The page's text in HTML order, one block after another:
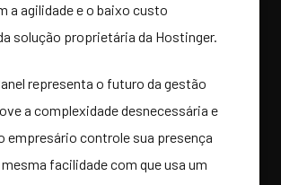
a agilidade e o baixo custo
solução proprietária da Hostinger.
representa o futuro da gestão
a complexidade desnecessária e
empresário controle sua presença
facilidade com que usa um